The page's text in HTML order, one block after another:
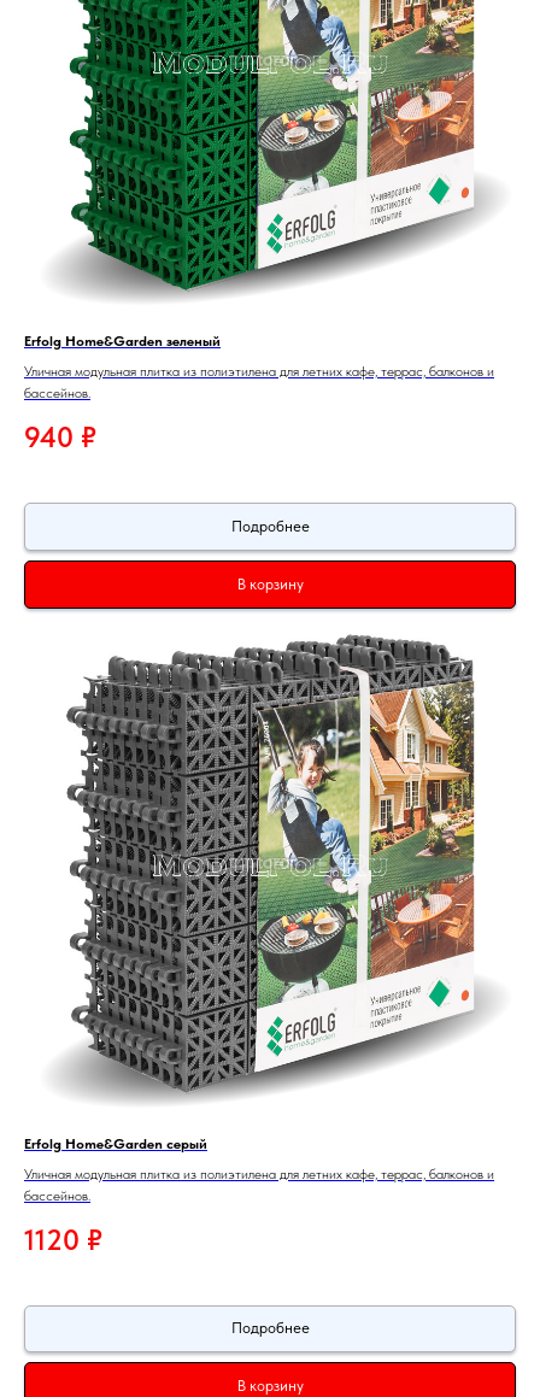
Erfolg Home&Garden зеленый
Уличная модульная плитка из полиэтилена для летних кафе, террас, балконов и
бассейнов.
940 ₽
Подробнее
В корзину
Erfolg Home&Garden серый
Уличная модульная плитка из полиэтилена для летних кафе, террас, балконов и
бассейнов.
1120 ₽
Подробнее
В корзину